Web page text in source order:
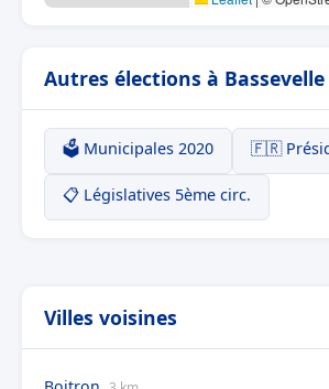
Autres élections à Bassevelle
🗳️ Municipales 2020 🇫🇷
📋 Législatives 5ème circ.
Villes voisines